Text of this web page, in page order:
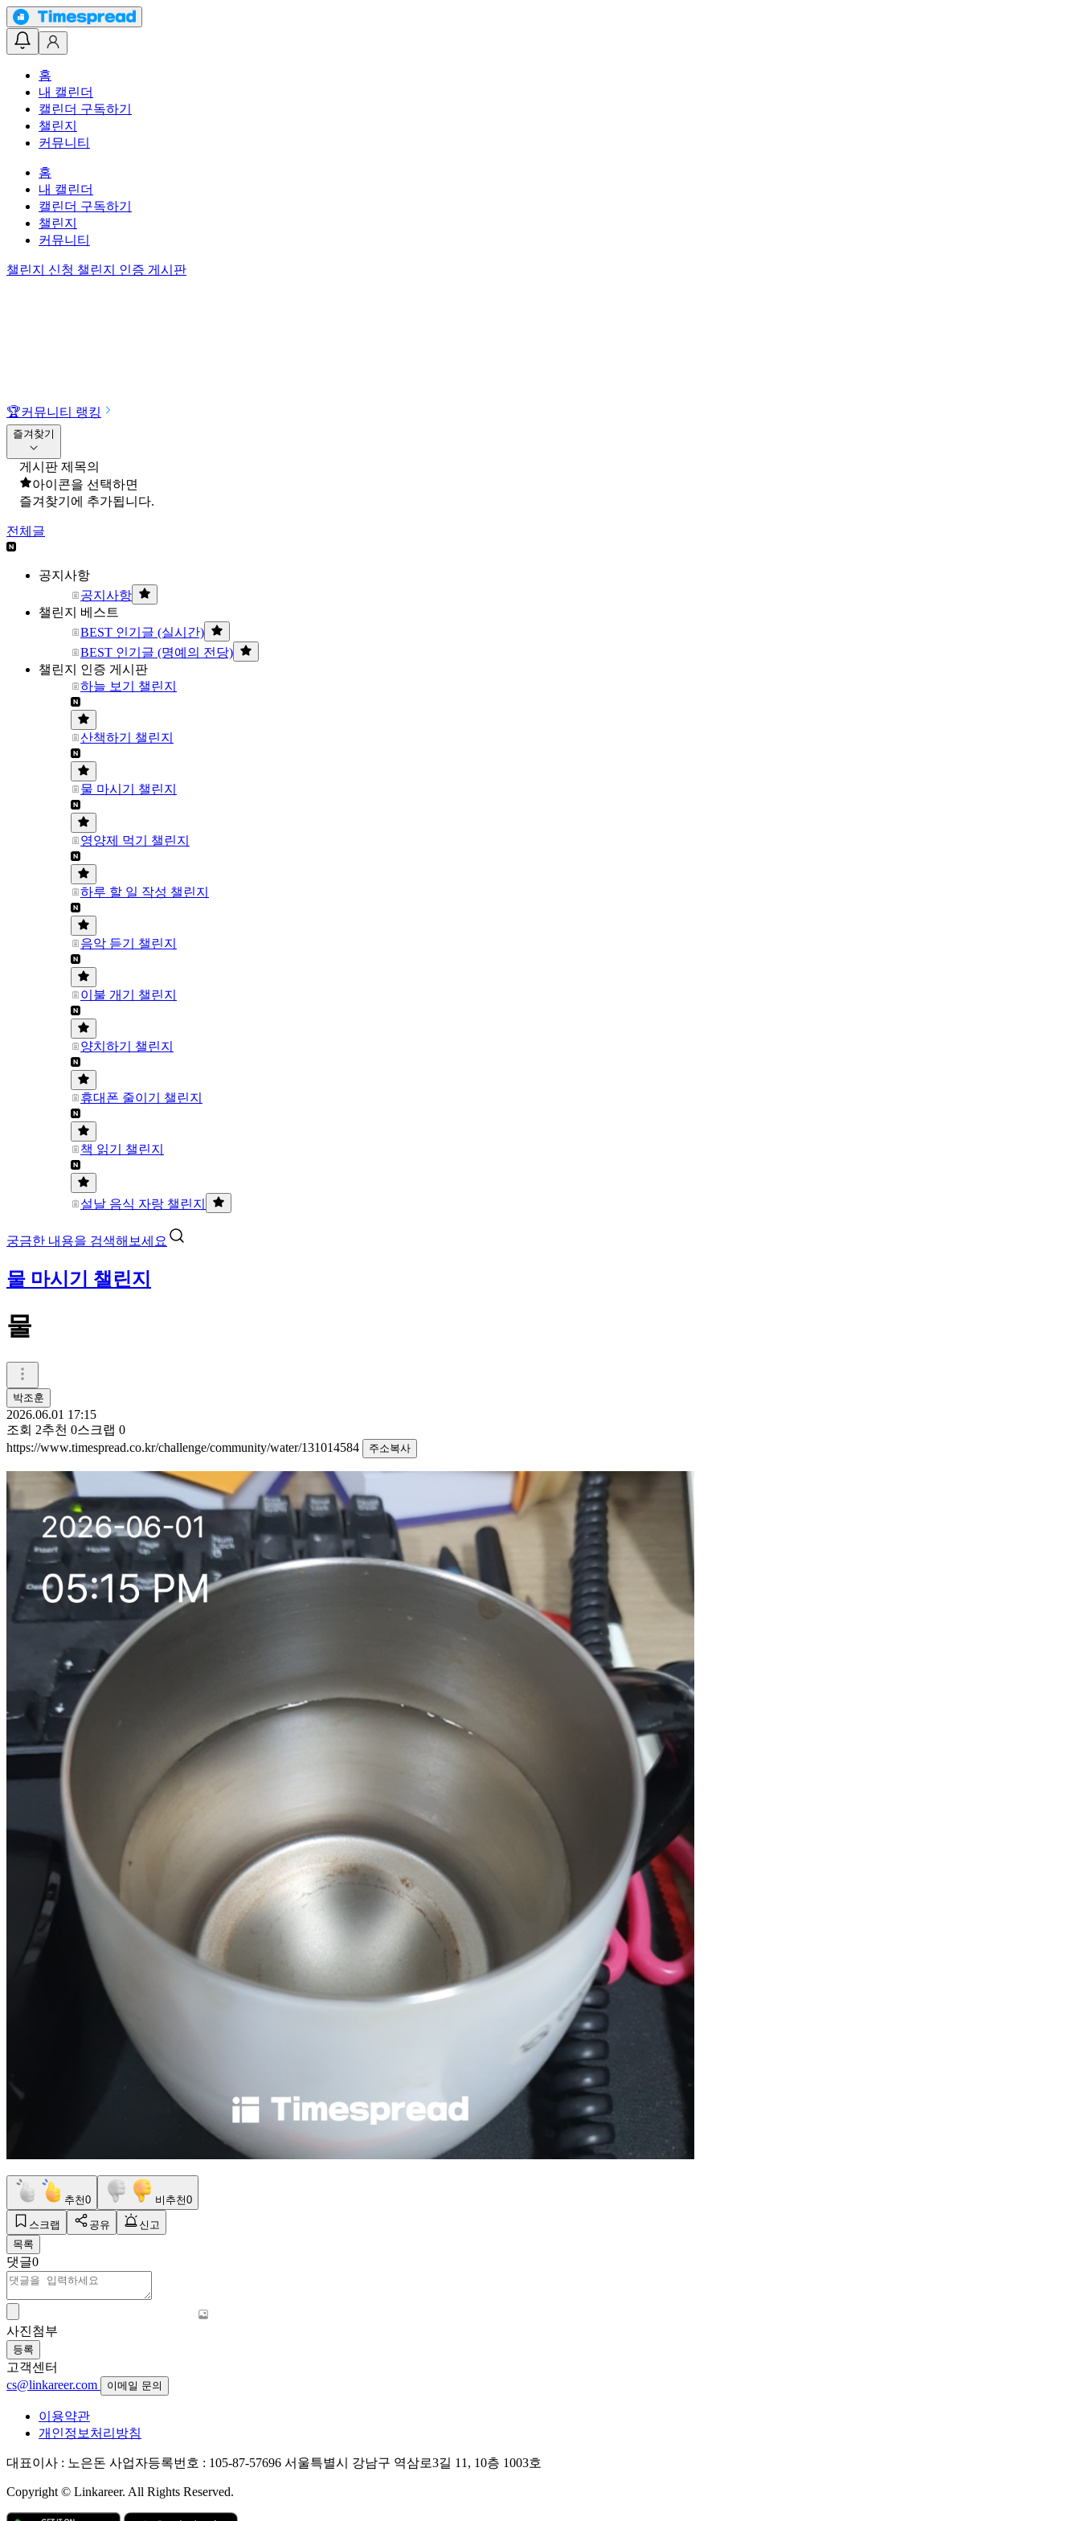
홈
내 캘린더
캘린더 구독하기
챌린지
커뮤니티
홈
내 캘린더
캘린더 구독하기
챌린지
커뮤니티
챌린지 신청 챌린지 인증 게시판
🏆커뮤니티 랭킹
즐겨찾기
게시판 제목의
아이콘을 선택하면
즐겨찾기에 추가됩니다.
전체글
공지사항
공지사항
챌린지 베스트
BEST 인기글 (실시간)
BEST 인기글 (명예의 전당)
챌린지 인증 게시판
하늘 보기 챌린지
산책하기 챌린지
물 마시기 챌린지
영양제 먹기 챌린지
하루 할 일 작성 챌린지
음악 듣기 챌린지
이불 개기 챌린지
양치하기 챌린지
휴대폰 줄이기 챌린지
책 읽기 챌린지
설날 음식 자랑 챌린지
궁금한 내용을 검색해보세요
물 마시기 챌린지
물
박조훈
2026.06.01 17:15
조회 2추천 0스크랩 0
https://www.timespread.co.kr/challenge/community/water/131014584
주소복사
추천0 비추천0
스크랩 공유
신고
목록
댓글0
사진첨부
등록
고객센터
cs@linkareer.com
이메일 문의
이용약관
개인정보처리방침
대표이사 : 노은돈 사업자등록번호 : 105-87-57696 서울특별시 강남구 역삼로3길 11, 10층 1003호
Copyright © Linkareer. All Rights Reserved.